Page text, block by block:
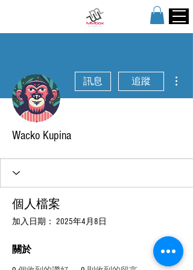
訊息 追蹤
Wacko Kupina
個人檔案
加入日期： 2025年4月8日
關於